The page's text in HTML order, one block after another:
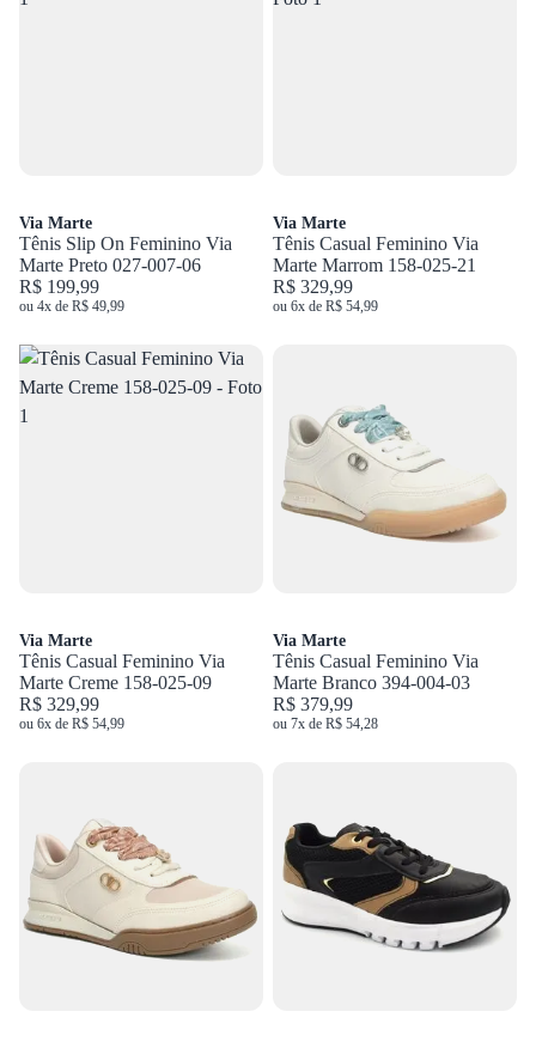
Via Marte
Tênis Slip On Feminino Via
Marte Preto 027-007-06
R$ 199,99
ou 4x de R$ 49,99
Via Marte
Tênis Casual Feminino Via
Marte Marrom 158-025-21
R$ 329,99
ou 6x de R$ 54,99
Via Marte
Tênis Casual Feminino Via
Marte Creme 158-025-09
R$ 329,99
ou 6x de R$ 54,99
Via Marte
Tênis Casual Feminino Via
Marte Branco 394-004-03
R$ 379,99
ou 7x de R$ 54,28